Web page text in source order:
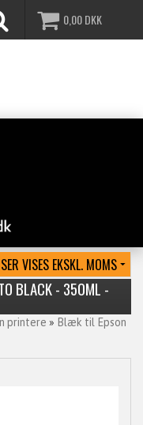
0,00DKK
BLACK - 350ML -
printere » Blæk til Epson